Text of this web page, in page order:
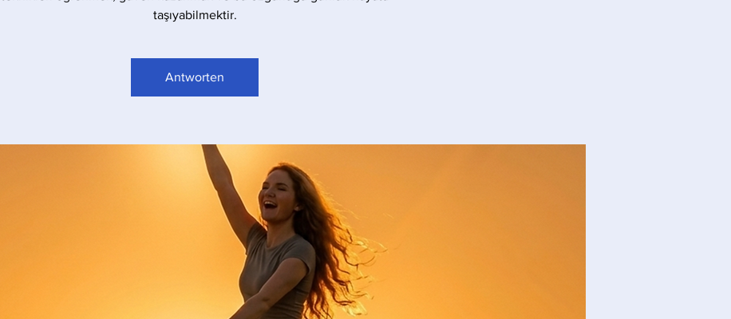
taşıyabilmektir.
Antworten